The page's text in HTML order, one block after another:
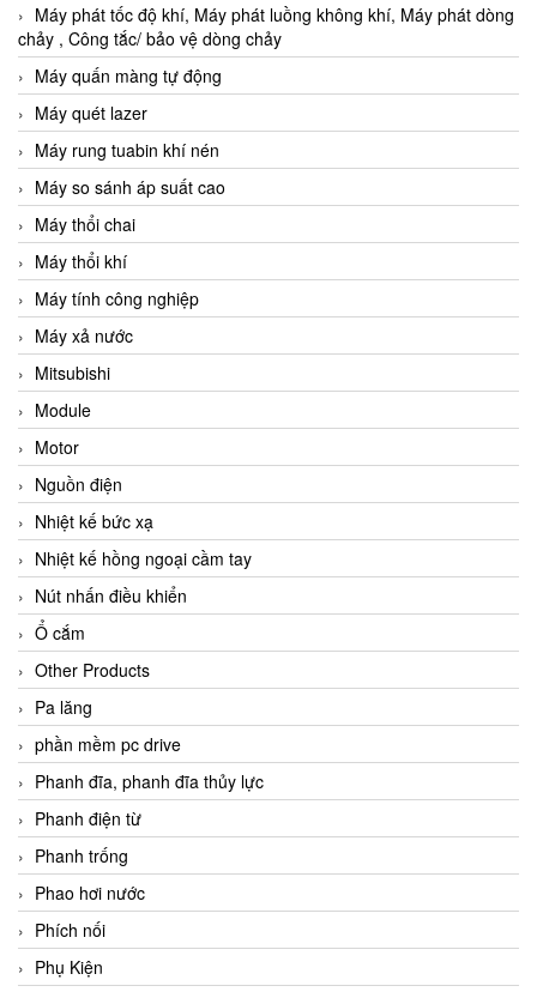
Máy phát tốc độ khí, Máy phát luồng không khí, Máy phát dòng
chảy , Công tắc/ bảo vệ dòng chảy
Máy quấn màng tự động
Máy quét lazer
Máy rung tuabin khí nén
Máy so sánh áp suất cao
Máy thổi chai
Máy thổi khí
Máy tính công nghiệp
Máy xả nước
Mitsubishi
Module
Motor
Nguồn điện
Nhiệt kế bức xạ
Nhiệt kế hồng ngoại cầm tay
Nút nhấn điều khiển
Ổ cắm
Other Products
Pa lăng
phần mềm pc drive
Phanh đĩa, phanh đĩa thủy lực
Phanh điện từ
Phanh trống
Phao hơi nước
Phích nối
Phụ Kiện